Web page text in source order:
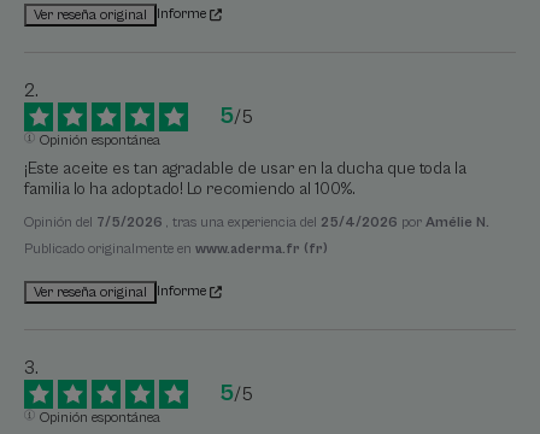
Ver reseña original Informe
5/5
Opinión espontánea
¡Este aceite es tan agradable de usar en la ducha que toda la
familia lo ha adoptado! Lo recomiendo al 100%.
Opinión del 7/5/2026 , tras una experiencia del 25/4/2026 por Amélie N.
Publicado originalmente en www.aderma.fr (fr)
Ver reseña original Informe
5/5
Opinión espontánea